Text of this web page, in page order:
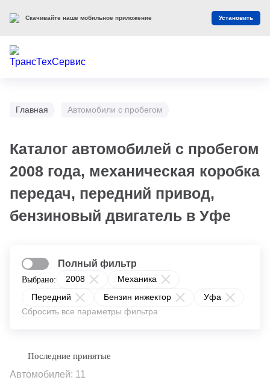
Главная Автомобили с пробегом
Каталог автомобилей с пробегом
2008 года, механическая коробка
передач, передний привод,
бензиновый двигатель в Уфе
Выбрано: 2008
Механика
Передний
Бензин инжектор
Уфа
Сбросить все параметры фильтра
Полный фильтр
Автомобилей: 11
Скачивайте наше мобильное приложение Установить